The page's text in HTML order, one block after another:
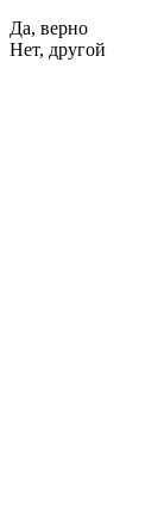
Да, верно
Нет, другой